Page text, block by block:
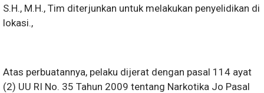
S.H., M.H., Tim diterjunkan untuk melakukan penyelidikan di
lokasi.,
Atas perbuatannya, pelaku dijerat dengan pasal 114 ayat
(2) UU RI No. 35 Tahun 2009 tentang Narkotika Jo Pasal